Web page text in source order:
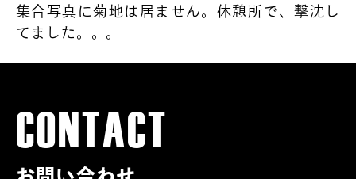
集合写真に菊地は居ません。休憩所で、撃沈し
てました。。。
CONTACT